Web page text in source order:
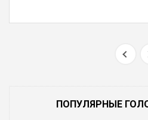
ПОПУЛЯРНЫЕ